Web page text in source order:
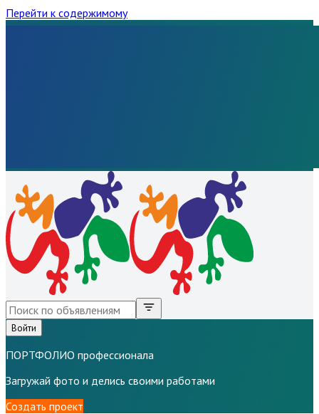
Перейти к содержимому
Войти
ПОРТФОЛИО профессионала
Загружай фото и делись своими работами
Создать проект